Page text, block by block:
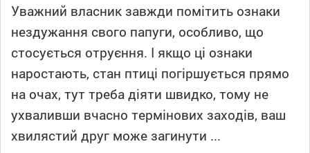
Уважний власник завжди помітить ознаки
нездужання свого папуги, особливо, що
стосується отруєння. І якщо ці ознаки
наростають, стан птиці погіршується прямо
на очах, тут треба діяти швидко, тому не
ухваливши вчасно термінових заходів, ваш
хвилястий друг може загинути ...